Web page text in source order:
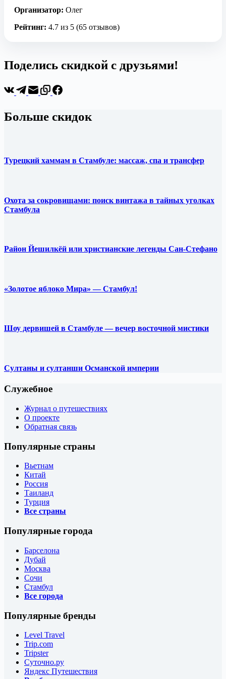
Организатор: Олег
Рейтинг: 4.7 из 5 (65 отзывов)
Поделись скидкой с друзьями!
Больше скидок
Турецкий хаммам в Стамбуле: массаж, спа и трансфер
Охота за сокровищами: поиск винтажа в тайных уголках
Стамбула
Район Йешилкёй или христианские легенды Сан-Стефано
«Золотое яблоко Мира» — Стамбул!
Шоу дервишей в Стамбуле — вечер восточной мистики
Султаны и султанши Османской империи
Служебное
Журнал о путешествиях
О проекте
Обратная связь
Популярные страны
Вьетнам
Китай
Россия
Таиланд
Турция
Все страны
Популярные города
Барселона
Дубай
Москва
Сочи
Стамбул
Все города
Популярные бренды
Level Travel
Trip.com
Tripster
Суточно.ру
Яндекс Путешествия